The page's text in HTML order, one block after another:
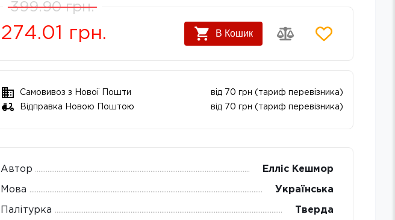
274.01 грн. В Кошик
399.90грн.
Самовивоз з Нової Пошти
від 70 грн (тариф перевізника)
Відправка Новою Поштою
від 70 грн (тариф перевізника)
Автор Елліс Кешмор
Мова Українська
Палітурка Тверда